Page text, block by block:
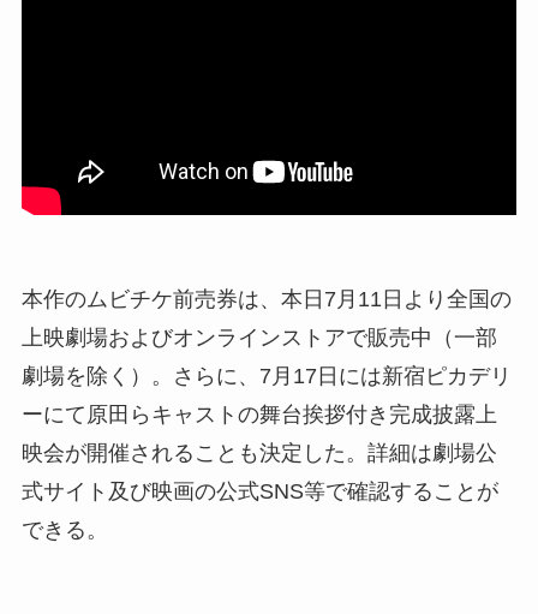
本作のムビチケ前売券は、本日7月11日より全国の
上映劇場およびオンラインストアで販売中（一部
劇場を除く）。さらに、7月17日には新宿ピカデリ
ーにて原田らキャストの舞台挨拶付き完成披露上
映会が開催されることも決定した。詳細は劇場公
式サイト及び映画の公式SNS等で確認することが
できる。